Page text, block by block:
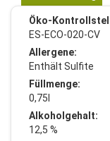
Öko-
ES-ECO-020-CV
Allergene:
Enthält Sulfite
Füllmenge:
0,75l
Alkoholgehalt:
12,5 %